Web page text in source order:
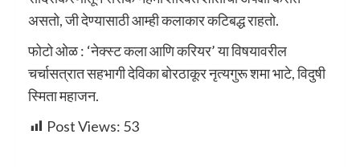
असतो, जी देण्यासाठी आम्ही कलाकार कटिबद्ध राहतो.
फोटो ओळ : ‌‘नेक्स्ट कला आणि करियर‌’ या विषयावरील
चर्चासत्रात सहभागी देविका बोरठाकूर नृत्यगुरू शमा भाटे, विदुषी
स्मिता महाजन.
Post Views: 53